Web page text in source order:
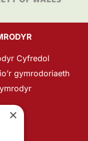
Cyfredol
gymrodoriaeth
×